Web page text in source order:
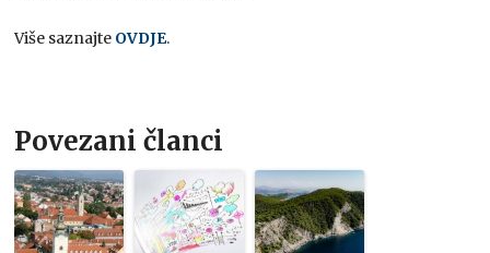
Više saznajte OVDJE.
Povezani članci